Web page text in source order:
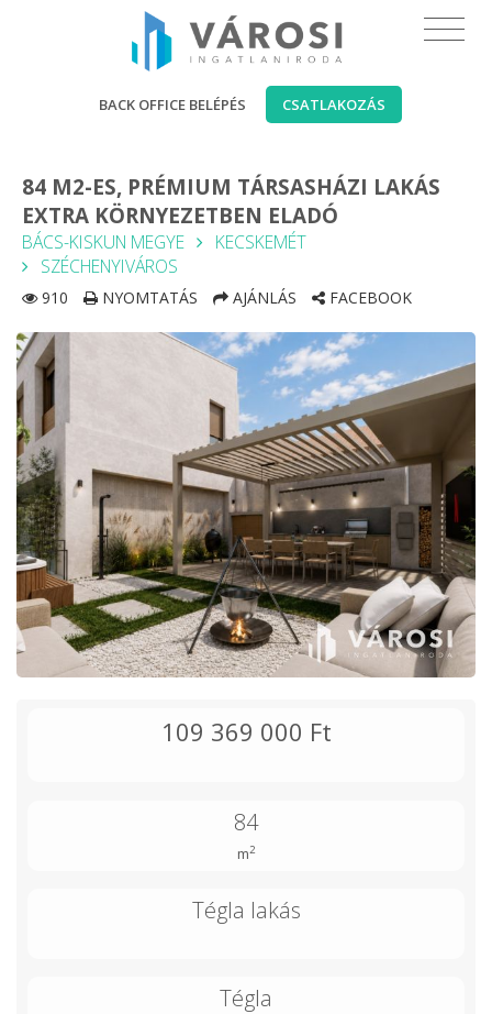
BACK OFFICE BELÉPÉS CSATLAKOZÁS
84 M2-ES, PRÉMIUM TÁRSASHÁZI LAKÁS
EXTRA KÖRNYEZETBEN ELADÓ
BÁCS-KISKUN MEGYE
KECSKEMÉT
SZÉCHENYIVÁROS
910 NYOMTATÁS AJÁNLÁS FACEBOOK
109 369 000 Ft
84
m2
Tégla lakás
Tégla